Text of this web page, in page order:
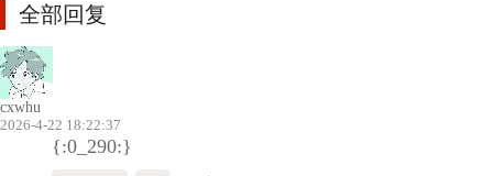
全部回复
cxwhu
2026-4-22 18:22:37
{:0_290:}